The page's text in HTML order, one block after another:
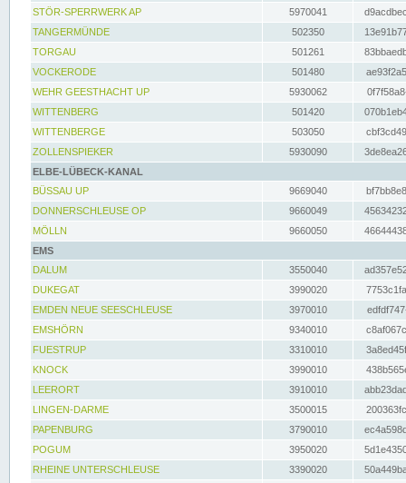
STÖR-SPERRWERK AP 5970041
TANGERMÜNDE
502350
TORGAU
501261
VOCKERODE
501480
WEHR GEESTHACHT UP
5930062
WITTENBERG
501420
WITTENBERGE
503050
ZOLLENSPIEKER
5930090
ELBE-LÜBECK-KANAL
BÜSSAU UP
9669040
DONNERSCHLEUSE OP
9660049
MÖLLN
9660050
EMS
DALUM
3550040
DUKEGAT
3990020
EMDEN NEUE SEESCHLEUSE
3970010
EMSHÖRN
9340010
FUESTRUP
3310010
KNOCK
3990010
LEERORT
3910010
LINGEN-DARME
3500015
PAPENBURG
3790010
POGUM
3950020
RHEINE UNTERSCHLEUSE
3390020